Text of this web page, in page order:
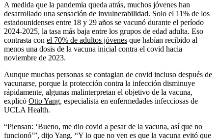
A medida que la pandemia queda atrás, muchos jóvenes han
desarrollado una sensación de invulnerabilidad. Solo el 11% de los
estadounidenses entre 18 y 29 años se vacunó durante el período
2024-2025, la tasa más baja entre los grupos de edad adulta. Eso
contrasta con el 70% de adultos jóvenes que habían recibido al
menos una dosis de la vacuna inicial contra el covid hacia
noviembre de 2023.
Aunque muchas personas se contagian de covid incluso después de
vacunarse, porque la protección contra la infección disminuye
rápidamente, algunas malinterpretan el objetivo de la vacuna,
explicó Otto Yang, especialista en enfermedades infecciosas de
UCLA Health.
“Piensan: ‘Bueno, me dio covid a pesar de la vacuna, así que no
funcionó’”, dijo Yang. “Y lo que no ven es que la vacuna evitó que